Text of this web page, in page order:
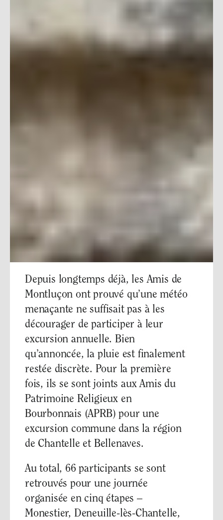
Depuis longtemps déjà, les Amis de
Montluçon ont prouvé qu’une météo
menaçante ne suffisait pas à les
décourager de participer à leur
excursion annuelle. Bien
qu’annoncée, la pluie est finalement
restée discrète. Pour la première
fois, ils se sont joints aux Amis du
Patrimoine Religieux en
Bourbonnais (APRB) pour une
excursion commune dans la région
de Chantelle et Bellenaves.
Au total, 66 participants se sont
retrouvés pour une journée
organisée en cinq étapes –
Monestier, Deneuille-lès-Chantelle,